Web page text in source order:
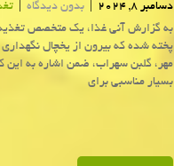
دسامبر 8, 2024 بدون دیدگاه
به گزارش آنی غذا، یک متخصص تغذیه
پخته شده که بیرون از یخچال
مهر، گلبن سهراب، ضمن اشاره به این
بسیار مناسبی برای